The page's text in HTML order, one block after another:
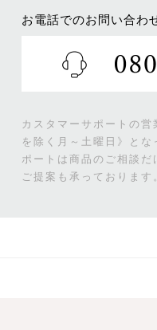
お電話でのお問い合わ
カスタマーサポートの
を除く月～土曜日》とな
ポートは商品のご相談
ご提案も承っております